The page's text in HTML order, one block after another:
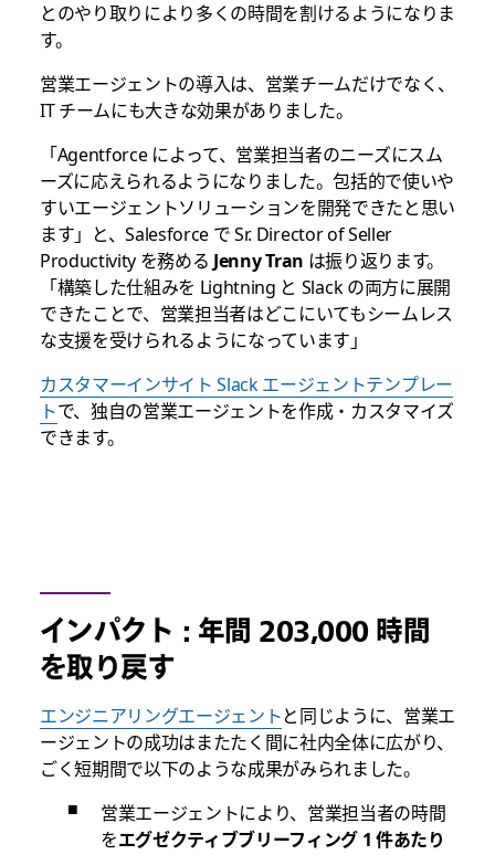
とのやり取りにより多くの時間を割けるようになりま
す。
営業エージェントの導入は、営業チームだけでなく、
IT チームにも大きな効果がありました。
「Agentforce によって、営業担当者のニーズにスム
ーズに応えられるようになりました。包括的で使いや
すいエージェントソリューションを開発できたと思い
ます」と、Salesforce で Sr. Director of Seller
Productivity を務める Jenny Tran は振り返ります。
「構築した仕組みを Lightning と Slack の両方に展開
できたことで、営業担当者はどこにいてもシームレス
な支援を受けられるようになっています」
カスタマーインサイト Slack エージェントテンプレー
トで、独自の営業エージェントを作成・カスタマイズ
できます。
インパクト : 年間 203,000 時間
を取り戻す
エンジニアリングエージェントと同じように、営業エ
ージェントの成功はまたたく間に社内全体に広がり、
ごく短期間で以下のような成果がみられました。
営業エージェントにより、営業担当者の時間
をエグゼクティブブリーフィング 1 件あたり